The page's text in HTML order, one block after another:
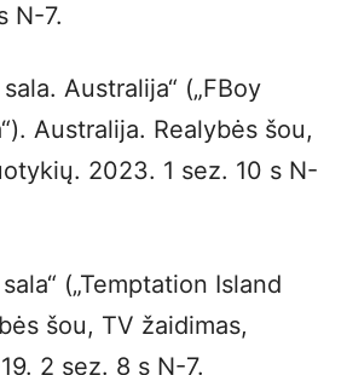
N-7.
Australija“ („FBoy
Australija. Realybės šou,
2023. 1 sez. 10 s N-
(„Temptation Island
šou, TV žaidimas,
2 sez. 8 s N-7.